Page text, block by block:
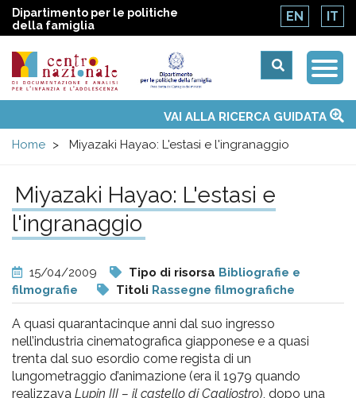
Dipartimento per le politiche
della famiglia
EN IT
Centro
nazionale
di
Documentazione
e
analisi
pr
menu
Temi
Attività
Convenzione ONUVAI ALLA RICERCA GUIDATA
Home
Miyazaki Hayao: L'estasi e l'ingranaggio
Miyazaki Hayao: L'estasi e
l'ingranaggio
15/04/2009 Tipo di risorsa Bibliografie e
filmografie
Titoli Rassegne filmografiche
A quasi quarantacinque anni dal suo ingresso
nell’industria cinematografica giapponese e a quasi
trenta dal suo esordio come regista di un
lungometraggio d’animazione (era il 1979 quando
realizzava Lupin III – il castello di Cagliostro), dopo una